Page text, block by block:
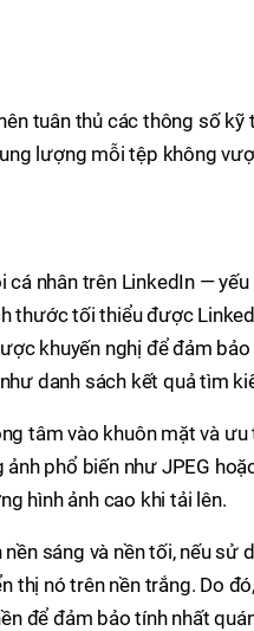
tuân thủ các thông số kỹ
lượng mỗi tệp không
cá nhân trên LinkedIn —
thước tối thiểu được
khuyến nghị để đảm
danh sách kết quả tìm
tâm vào khuôn mặt và ưu
phổ biến như JPEG
hình ảnh cao khi tải lên.
sáng và nền tối, nếu sử
thị nó trên nền trắng. Do
để đảm bảo tính nhất